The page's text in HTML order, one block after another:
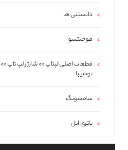
دانستنی ها
فوجیتسو
قطعات اصلی لپتاپ >> شارژر لپ تاپ >>
توشیبا
سامسونگ
باتری اپل